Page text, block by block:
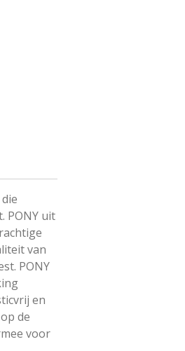
PONY uit
van
PONY
en
de
voor